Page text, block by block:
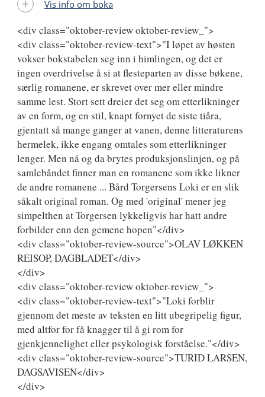
<div class="oktober-review oktober-review_">
<div class="oktober-review-text">"I løpet av høsten
vokser bokstabelen seg inn i himlingen, og det er
ingen overdrivelse å si at flesteparten av disse bøkene,
særlig romanene, er skrevet over mer eller mindre
samme lest. Stort sett dreier det seg om etterlikninger
av en form, og en stil, knapt fornyet de siste tiåra,
gjentatt så mange ganger at vanen, denne litteraturens
hermelek, ikke engang omtales som etterlikninger
lenger. Men nå og da brytes produksjonslinjen, og på
samlebåndet finner man en romanene som ikke likner
de andre romanene ... Bård Torgersens Loki er en slik
såkalt original roman. Og med 'original' mener jeg
simpelthen at Torgersen lykkeligvis har hatt andre
forbilder enn den gemene hopen"</div>
<div class="oktober-review-source">OLAV LØKKEN
REISOP, DAGBLADET</div>
</div>
<div class="oktober-review oktober-review_">
<div class="oktober-review-text">"Loki forblir
gjennom det meste av teksten en litt ubegripelig figur,
med altfor for få knagger til å gi rom for
gjenkjennelighet eller psykologisk forståelse."</div>
<div class="oktober-review-source">TURID LARSEN,
DAGSAVISEN</div>
</div>
Vis info om boka